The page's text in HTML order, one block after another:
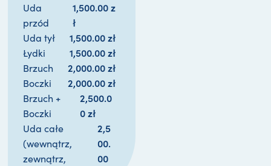
Uda
przód
1,500.00 z
ł
Uda tył 1,500.00 zł
Łydki 1,500.00 zł
Brzuch 2,000.00 zł
Boczki 2,000.00 zł
Brzuch +
Boczki
2,500.0
0 zł
Uda całe
(wewnątrz,
zewnątrz,
2,5
00.
00